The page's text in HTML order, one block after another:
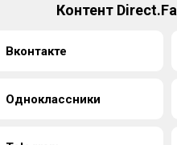
Контент
Вконтакте
Одноклассники